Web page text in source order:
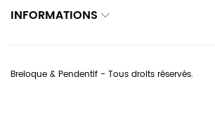
INFORMATIONS
Breloque & Pendentif - Tous droits réservés.